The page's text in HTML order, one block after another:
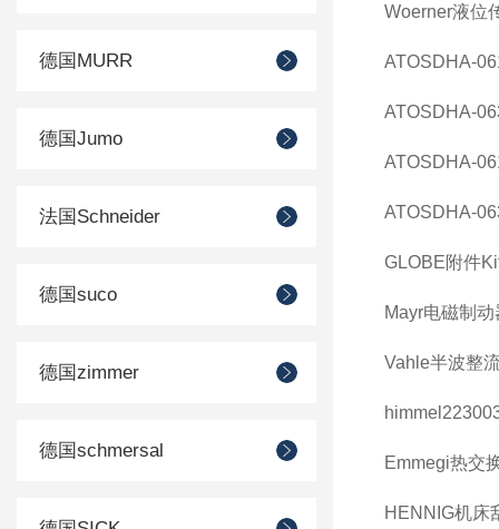
德国MURR
德国Jumo
法国Schneider
德国suco
德国zimmer
德国schmersal
Woerner液位
ATOSDHA-
ATOSDHA-
ATOSDHA-
ATOSDHA-
GLOBE附件
Mayr电磁制
Vahle半波整
Emmegi热交
HENNIG机床